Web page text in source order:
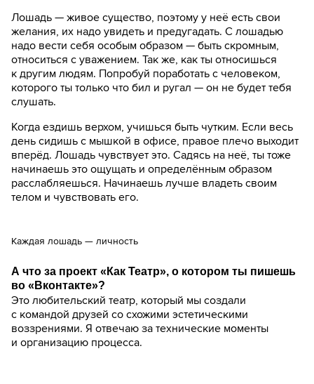
Лошадь — живое существо, поэтому у неё есть свои
желания, их надо увидеть и предугадать. С лошадью
надо вести себя особым образом — быть скромным,
относиться с уважением. Так же, как ты относишься
к другим людям. Попробуй поработать с человеком,
которого ты только что бил и ругал — он не будет тебя
слушать.
Когда ездишь верхом, учишься быть чутким. Если весь
день сидишь с мышкой в офисе, правое плечо выходит
вперёд. Лошадь чувствует это. Садясь на неё, ты тоже
начинаешь это ощущать и определённым образом
расслабляешься. Начинаешь лучше владеть своим
телом и чувствовать его.
Каждая лошадь — личность
А что за проект «Как Театр», о котором ты пишешь
во «Вконтакте»?
Это любительский театр, который мы создали
с командой друзей со схожими эстетическими
воззрениями. Я отвечаю за технические моменты
и организацию процесса.